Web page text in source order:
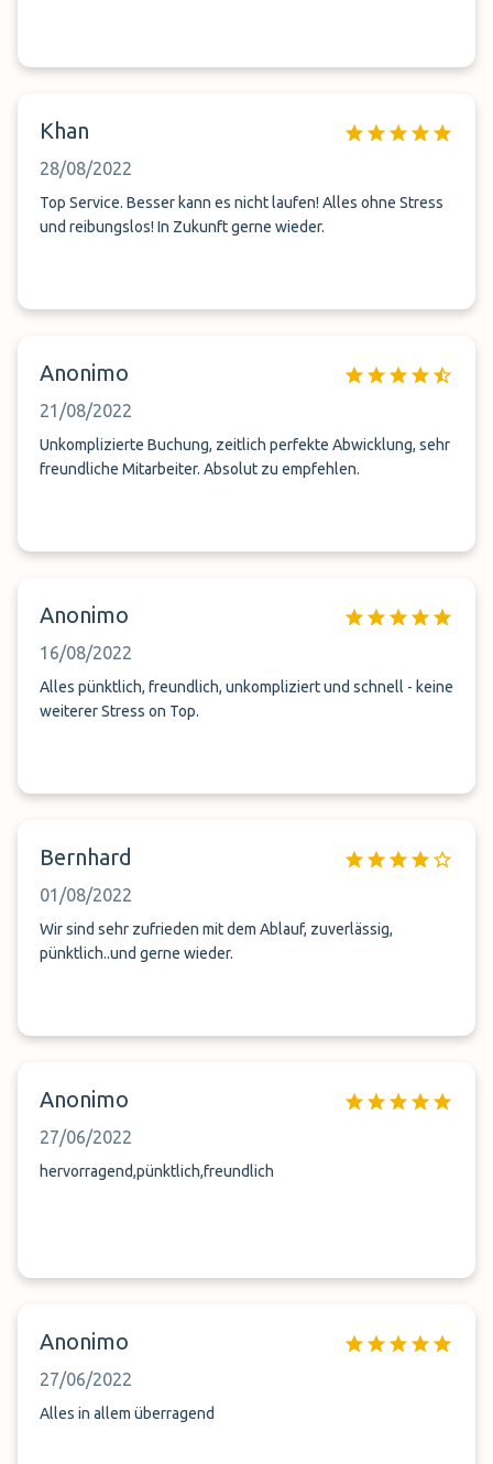
Khan
28/08/2022
Top Service. Besser kann es nicht laufen! Alles ohne Stress
und reibungslos! In Zukunft gerne wieder.
Anonimo
21/08/2022
Unkomplizierte Buchung, zeitlich perfekte Abwicklung, sehr
freundliche Mitarbeiter. Absolut zu empfehlen.
Anonimo
16/08/2022
Alles pünktlich, freundlich, unkompliziert und schnell - keine
weiterer Stress on Top.
Bernhard
01/08/2022
Wir sind sehr zufrieden mit dem Ablauf, zuverlässig,
pünktlich..und gerne wieder.
Anonimo
27/06/2022
hervorragend,pünktlich,freundlich
Anonimo
27/06/2022
Alles in allem überragend